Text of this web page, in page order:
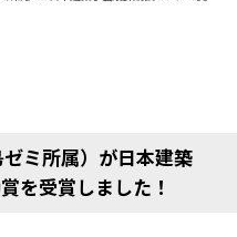
ミ所属）が日本建築
を受賞しました！